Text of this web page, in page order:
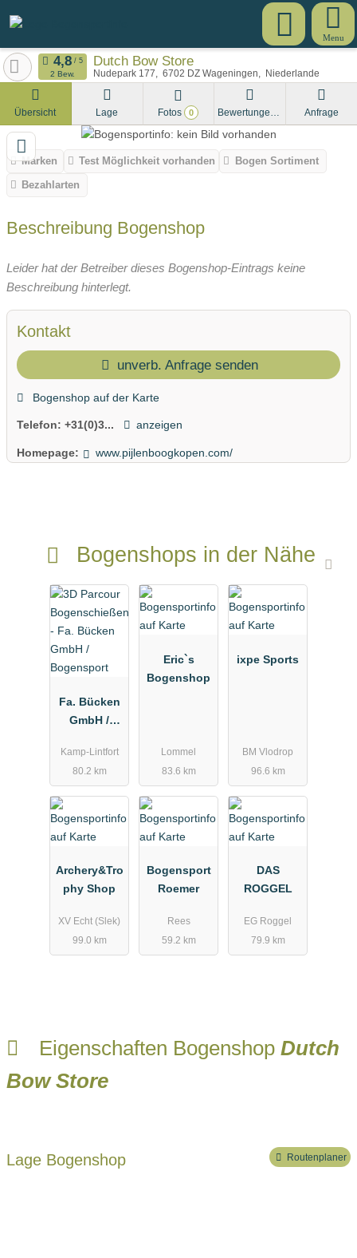
Menu
Dutch Bow Store
Nudepark 177 6702 DZ Wageningen Niederlande
2 Bew.
Übersicht Lage Fotos 0 Bewertungen Anfrage
Marken Test Möglichkeit vorhanden
Bogen Sortiment
Bezahlarten
Beschreibung Bogenshop
Leider hat der Betreiber dieses Bogenshop-Eintrags keine
Beschreibung hinterlegt.
Kontakt
unverb. Anfrage senden
Bogenshop auf der Karte
Telefon: +31(0)3... anzeigen
Homepage: www.pijlenboogkopen.com/
Bogenshops in der Nähe
Fa. Bücken
GmbH /
Kamp-Lintfort
80.2 km
Eric`s
Bogenshop
Lommel
83.6 km
ixpe Sports
BM Vlodrop
96.6 km
Archery&Tro
phy Shop
XV Echt (Slek)
99.0 km
Bogensport
Roemer
Rees
59.2 km
DAS
ROGGEL
EG Roggel
79.9 km
Eigenschaften Bogenshop Dutch
Bow Store
Lage Bogenshop Routenplaner